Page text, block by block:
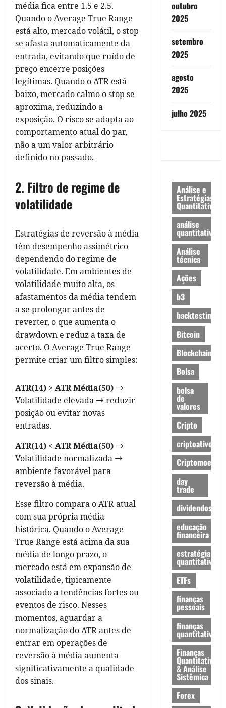
média fica entre 1.5 e 2.5.
Quando o Average True Range
está alto, mercado volátil, o stop
se afasta automaticamente da
entrada, evitando que ruído de
preço encerre posições
legítimas. Quando o ATR está
baixo, mercado calmo o stop se
aproxima, reduzindo a
exposição. O risco se adapta ao
comportamento atual do par,
não a um valor arbitrário
definido no passado.
2. Filtro de regime de
volatilidade
Estratégias de reversão à média
têm desempenho assimétrico
dependendo do regime de
volatilidade. Em ambientes de
volatilidade muito alta, os
afastamentos da média tendem
a se prolongar antes de
reverter, o que aumenta o
drawdown e reduz a taxa de
acerto. O Average True Range
permite criar um filtro simples:
ATR(14) > ATR Média(50)→
Volatilidade elevada → reduzir
posição ou evitar novas
entradas.
ATR(14) < ATR Média(50)→
Volatilidade normalizada →
ambiente favorável para
reversão à média.
Esse filtro compara o ATR atual
com sua própria média
histórica. Quando o Average
True Range está acima da sua
média de longo prazo, o
mercado está em expansão de
volatilidade, tipicamente
associado a tendências fortes ou
eventos de risco. Nesses
momentos, aguardar a
normalização do ATR antes de
entrar em operações de
reversão à média aumenta
significativamente a qualidade
dos sinais.
outubro
2025
setembro
2025
agosto
2025
julho 2025
Análise e
Estratégias
Quantitativa
análise
quantitativa
Análise
técnica
Ações
b3
backtesting
Bitcoin
Blockchain
Bolsa
bolsa
de
valores
Cripto
criptoativos
Criptomoedas
day
trade
dividendos
educação
financeira
estratégia
quantitativa
ETFs
finanças
pessoais
finanças
quantitativas
Finanças
Quantitativas
& Análise
Sistêmica
Forex